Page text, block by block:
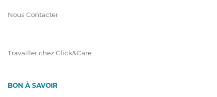
Nous Contacter
Travailler chez Click&Care
BON À SAVOIR